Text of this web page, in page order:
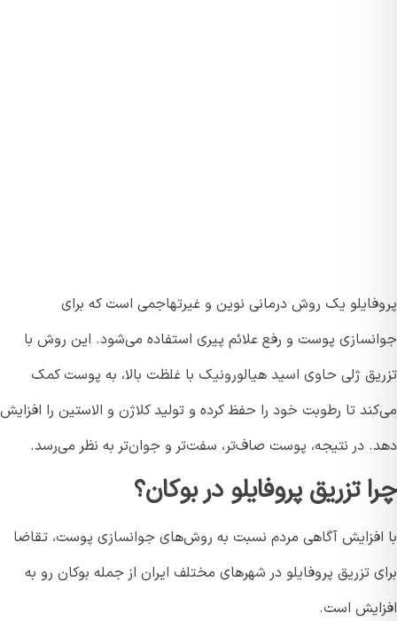
یک روش درمانی نوین و غیرتهاجمی است که برای
پوست و رفع علائم پیری استفاده می‌شود. این روش با
ژلی حاوی اسید هیالورونیک با غلظت بالا، به پوست کمک
تا رطوبت خود را حفظ کرده و تولید کلاژن و الاستین را افزایش
در نتیجه، پوست صاف‌تر، سفت‌تر و جوان‌تر به نظر می‌رسد.
تزریق پروفایلو در بوکان؟
آگاهی مردم نسبت به روش‌های جوانسازی پوست، تقاضا
تزریق پروفایلو در شهرهای مختلف ایران از جمله بوکان رو به
است.